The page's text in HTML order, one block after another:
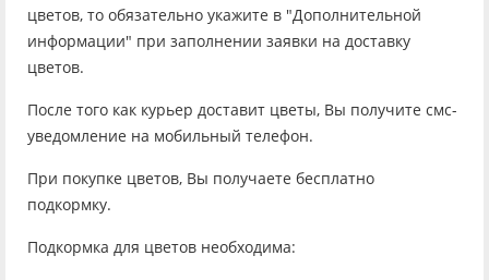
цветов, то обязательно укажите в "Дополнительной
информации" при заполнении заявки на доставку
цветов.
После того как курьер доставит цветы, Вы получите смс-
уведомление на мобильный телефон.
При покупке цветов, Вы получаете бесплатно
подкормку.
Подкормка для цветов необходима: